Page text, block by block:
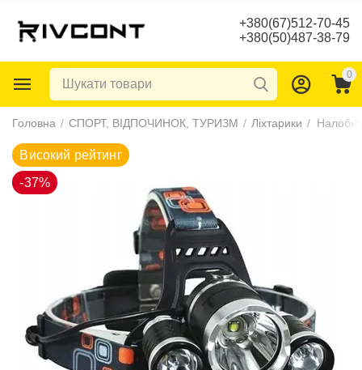
+380(67)512-70-45
+380(50)487-38-79
0
Головна / СПОРТ, ВІДПОЧИНОК, ТУРИЗМ / Ліхтарики /